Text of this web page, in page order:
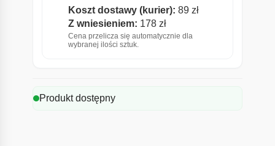
Koszt dostawy (kurier): 89 zł
Z wniesieniem: 178 zł
Cena przelicza się automatycznie dla
wybranej ilości sztuk.
Produkt dostępny